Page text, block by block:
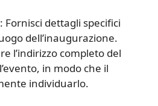
Fornisci dettagli specifici
dell’inaugurazione.
l’indirizzo completo del
in modo che il
individuarlo.